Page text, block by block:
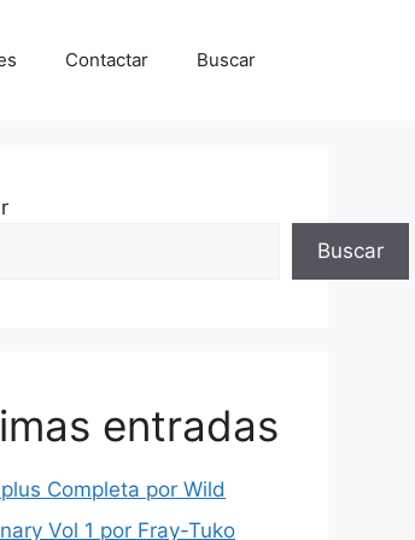
Contactar Buscar
Buscar
entradas
Completa por Wild
Vol 1 por Fray-Tuko